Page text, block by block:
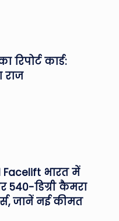
कार्ड:
Facelift भारत में
डिग्री कैमरा
जानें नई कीमत